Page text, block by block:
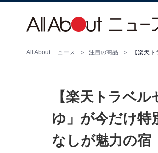
All About ニュース 注目の商品
【楽天トラベ
ゆ」が今だけ特
なしが魅力の宿